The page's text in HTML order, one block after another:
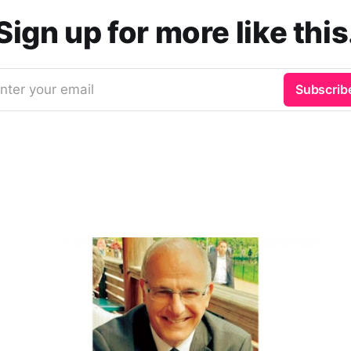
up for more like
your email